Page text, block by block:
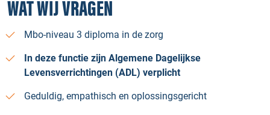
WAT WIJ VRAGEN
Mbo-niveau 3 diploma in de zorg
In deze functie zijn Algemene Dagelijkse
Levensverrichtingen (ADL) verplicht
Geduldig, empathisch en oplossingsgericht